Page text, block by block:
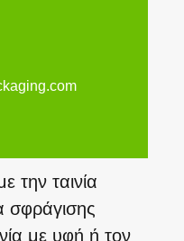
την ταινία
σφράγισης
με υφή ή τον